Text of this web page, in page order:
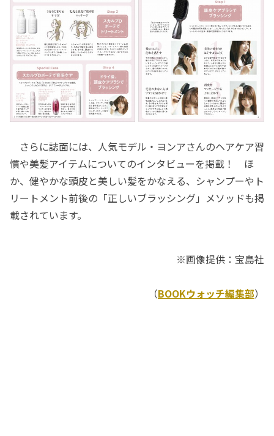
さらに誌面には、人気モデル・ヨンアさんのヘアケア習
慣や美髪アイテムについてのインタビューを掲載！ ほ
か、健やかな頭皮と美しい髪をかなえる、シャンプーやト
リートメント前後の「正しいブラッシング」メソッドも掲
載されています。
※画像提供：宝島社
（BOOKウォッチ編集部）